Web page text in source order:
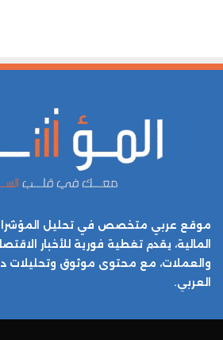
موقع عربي متخصص في تحليل المؤشرات
المالية، يقدم تغطية فورية للأخبار
والعملات، مع محتوى موثوق وتحليلات
العربي.